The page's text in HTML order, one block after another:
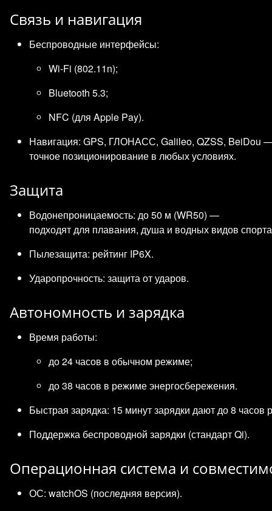
Связь и навигация
Беспроводные интерфейсы:
Wi‑Fi (802.11n);
Bluetooth 5.3;
NFC (для Apple Pay).
Навигация: GPS, ГЛОНАСС, Galileo, QZSS, BeiDou
точное позиционирование в любых условиях.
Защита
Водонепроницаемость: до 50 м (WR50) —
подходят для плавания, душа и водных видов
Пылезащита: рейтинг IP6X.
Ударопрочность: защита от ударов.
Автономность и зарядка
Время работы:
до 24 часов в обычном режиме;
до 38 часов в режиме энергосбережения.
Быстрая зарядка: 15 минут зарядки дают до 8 часов
Поддержка беспроводной зарядки (стандарт Qi).
Операционная система и
ОС: watchOS (последняя версия).